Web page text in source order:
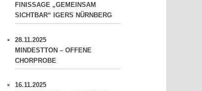
FINISSAGE „GEMEINSAM
SICHTBAR“ IGERS NÜRNBERG
28.11.2025
MINDESTTON – OFFENE
CHORPROBE
16.11.2025